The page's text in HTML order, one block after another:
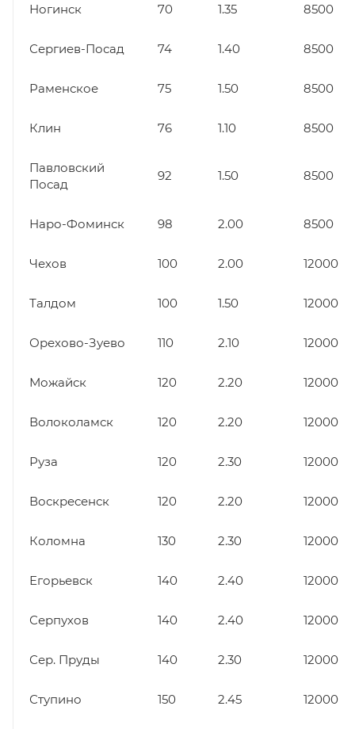
Ногинск 70 1.35 8500
Сергиев-Посад 74 1.40 8500
Раменское 75 1.50 8500
Клин 76 1.10 8500
Павловский
Посад
92 1.50 8500
Наро-Фоминск 98 2.00 8500
Чехов 100 2.00 12000
Талдом 100 1.50 12000
Орехово-Зуево 110 2.10 12000
Можайск 120 2.20 12000
Волоколамск 120 2.20 12000
Руза 120 2.30 12000
Воскресенск 120 2.20 12000
Коломна 130 2.30 12000
Егорьевск 140 2.40 12000
Серпухов 140 2.40 12000
Сер. Пруды 140 2.30 12000
Ступино 150 2.45 12000